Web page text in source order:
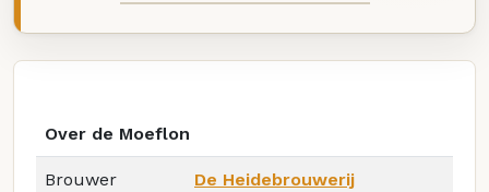
Over de Moeflon
Brouwer De Heidebrouwerij